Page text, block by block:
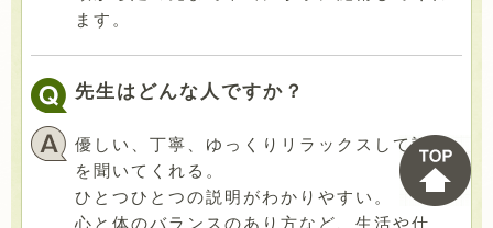
ます。
先生はどんな人ですか？
優しい、丁寧、ゆっくりリラックスして話し
を聞いてくれる。
ひとつひとつの説明がわかりやすい。
心と体のバランスのあり方など、生活や仕